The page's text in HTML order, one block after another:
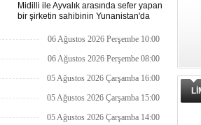
Midilli ile Ayvalık arasında sefer yapan
bir şirketin sahibinin Yunanistan'da
06 Ağustos 2026 Perşembe 10:00
06 Ağustos 2026 Perşembe 08:00
05 Ağustos 2026 Çarşamba 16:00
05 Ağustos 2026 Çarşamba 15:00
05 Ağustos 2026 Çarşamba 14:00